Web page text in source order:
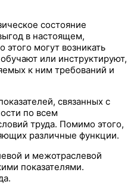
состояние
в настоящем,
могут возникать
или инструктируют,
к ним требований и
связанных с
по всем
труда. Помимо этого,
различные функции.
и межотраслевой
показателями.